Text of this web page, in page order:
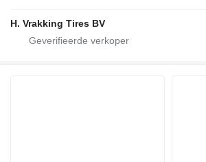
H. Vrakking Tires BV